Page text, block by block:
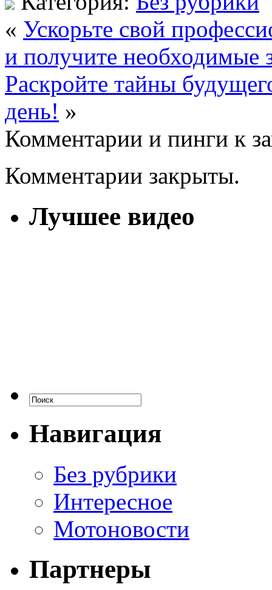
« Ускорьте свой
и получите необходимые
Раскройте тайны
день! »
Комментарии и пинги к
Комментарии закрыты.
Лучшее видео
Навигация
Без рубрики
Интересное
Мотоновости
Партнеры